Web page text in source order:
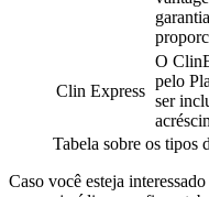
Clin Express
O
pelo
ser
Tabela sobre os tipos
Caso você esteja